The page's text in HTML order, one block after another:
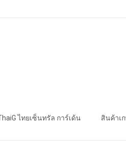
ไทยเซ็นทรัล การ์เด้น สินค้าเ